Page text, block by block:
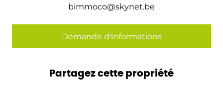
bimmoco@skynet.be
Demande d'informations
Partagez cette propriété